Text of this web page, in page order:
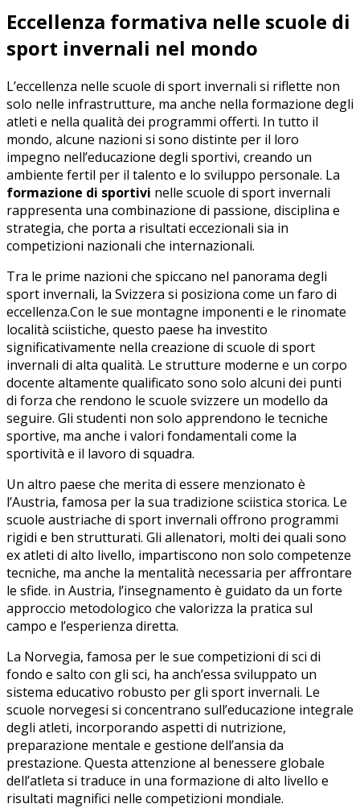
Eccellenza formativa nelle scuole di
‍sport invernali nel mondo
L’eccellenza nelle scuole di sport‍ invernali si riflette non
solo nelle infrastrutture, ma‍ anche⁤ nella formazione degli
‍atleti e nella qualità⁤ dei programmi offerti. In tutto il
⁣mondo, alcune⁢ nazioni‌ si sono distinte per il loro
impegno nell’educazione ‌degli sportivi, ‌creando un
ambiente fertil per⁢ il talento ⁣e lo sviluppo personale. La
formazione di‌ sportivi nelle ​scuole ⁢di sport invernali
rappresenta una combinazione di passione,⁣ disciplina e
strategia, che porta ​a risultati eccezionali⁣ sia in
competizioni nazionali che internazionali.
Tra le ‌prime ⁤nazioni ⁤che spiccano nel panorama degli
⁢sport invernali, la Svizzera si posiziona come​ un faro di
eccellenza.Con le sue ‍montagne imponenti e le⁢ rinomate
località sciistiche, questo paese‌ ha investito
significativamente nella creazione di ‍scuole di sport
invernali di alta ​qualità. Le strutture moderne e un corpo
‌docente ​altamente qualificato sono ⁤solo alcuni dei punti
di forza⁤ che rendono le scuole svizzere un modello da
seguire. Gli studenti non⁣ solo apprendono le⁢ tecniche
sportive, ma anche i valori fondamentali come la
sportività ⁤e il lavoro di squadra.
Un altro paese che merita di essere menzionato ⁣è
l’Austria, famosa per la sua tradizione sciistica storica. Le
⁣scuole austriache di sport invernali offrono programmi
rigidi e ben⁤ strutturati. ‌Gli allenatori, molti‌ dei quali sono
ex atleti​ di alto ​livello, impartiscono non solo competenze
tecniche,​ ma anche la mentalità necessaria per affrontare
le sfide.​ in Austria, l’insegnamento è guidato da un forte ​
approccio ‌metodologico che valorizza⁢ la pratica sul
campo e ‍l’esperienza diretta.
La ⁢Norvegia, famosa per le sue competizioni di‍ sci di
fondo e salto con ⁢gli sci, ha anch’essa sviluppato un
sistema educativo robusto per gli sport invernali. Le
scuole norvegesi si concentrano sull’educazione integrale
degli atleti, incorporando aspetti di nutrizione,
preparazione mentale e⁢ gestione⁣ dell’ansia da
prestazione. Questa attenzione al benessere globale⁣
dell’atleta⁣ si traduce in una formazione di alto livello‍ e
risultati magnifici nelle‍ competizioni mondiale.